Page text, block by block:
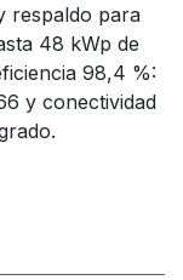
respaldo para
48 kWp de
98,4 %:
y conectividad